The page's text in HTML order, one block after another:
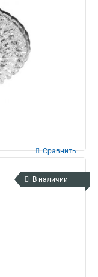
Сравнить
В наличии